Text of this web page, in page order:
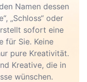
Namen dessen
„Schloss“ oder
sofort eine
für Sie. Keine
pure Kreativität.
Kreative, die in
wünschen.